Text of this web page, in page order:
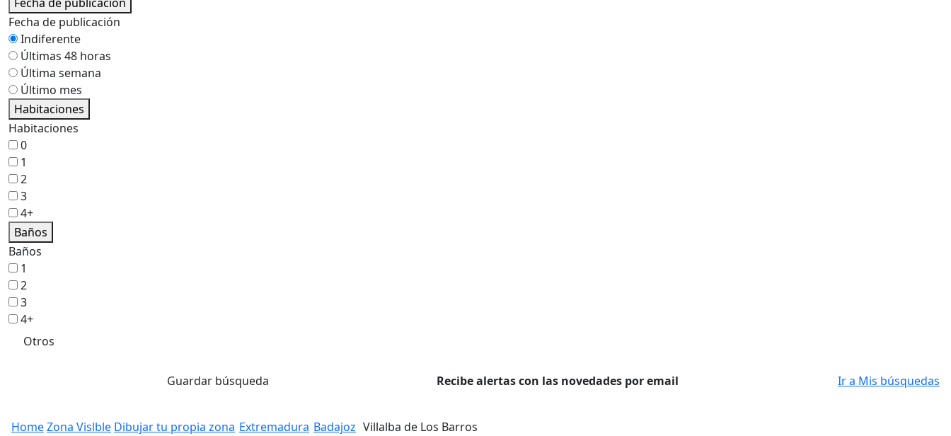
Fecha de publicación
Indiferente
Últimas 48 horas
Última semana
Último mes
Habitaciones
Habitaciones
0
1
2
3
4+
Baños
Baños
1
2
3
4+
Otros
Guardar búsqueda Recibe alertas con las novedades por email Ir a Mis búsquedas
HomeZona Vislble Dibujar tu propia zona Extremadura Badajoz Villalba de Los Barros